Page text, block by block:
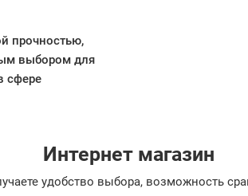
прочностью,
выбором для
сфере
Интернет магазин
удобство выбора, возможность